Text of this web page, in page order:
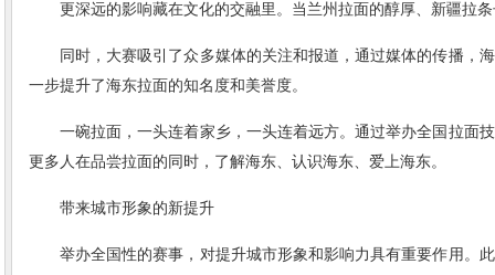
更深远的影响藏在文化的交融里。当兰州拉面的醇厚、新疆拉
同时，大赛吸引了众多媒体的关注和报道，通过媒体的传播，
一步提升了海东拉面的知名度和美誉度。
一碗拉面，一头连着家乡，一头连着远方。通过举办全国拉面
更多人在品尝拉面的同时，了解海东、认识海东、爱上海东。
带来城市形象的新提升
举办全国性的赛事，对提升城市形象和影响力具有重要作用。